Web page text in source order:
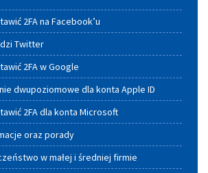
2FA na Facebook’u
Twitter
2FA w Google
dwupoziomowe dla konta Apple ID
2FA dla konta Microsoft
oraz porady
w małej i średniej firmie